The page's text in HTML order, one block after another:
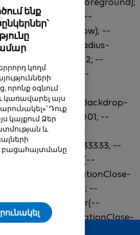
ենք
կողմ
օգնում
կառավարել այս
Դուք
կայքում Ձեր
և
բացահայտմանը